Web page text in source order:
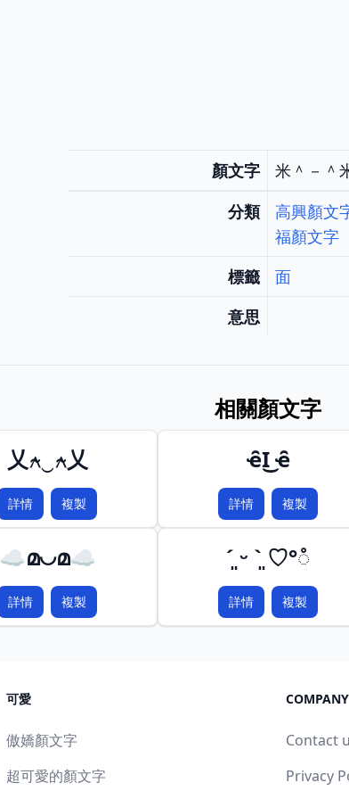
顏文字
米＾－＾
分類
高興顏文
福顏文字
標籤
面
意思
相關顏文字
乂⍲‿⍲乂
詳情 複製
ҽ̑ӏ͜ ҽ̑
詳情 複製
☁മ◡മ☁
詳情 複製
´͈ ᵕ `͈ ♡°◌̊
詳情 複製
可愛
傲嬌顏文字
超可愛的顏文字
COMPANY
Contact
Privacy